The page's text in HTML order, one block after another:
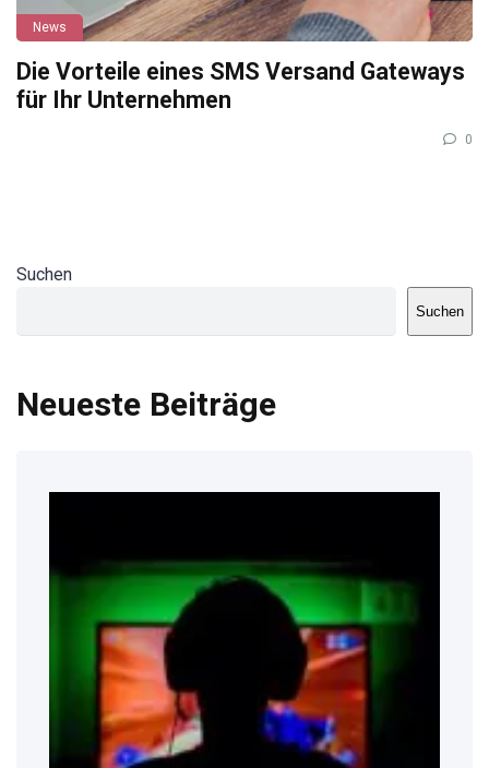
News
Die Vorteile eines SMS Versand Gateways
für Ihr Unternehmen
0
Suchen
Suchen
Neueste Beiträge